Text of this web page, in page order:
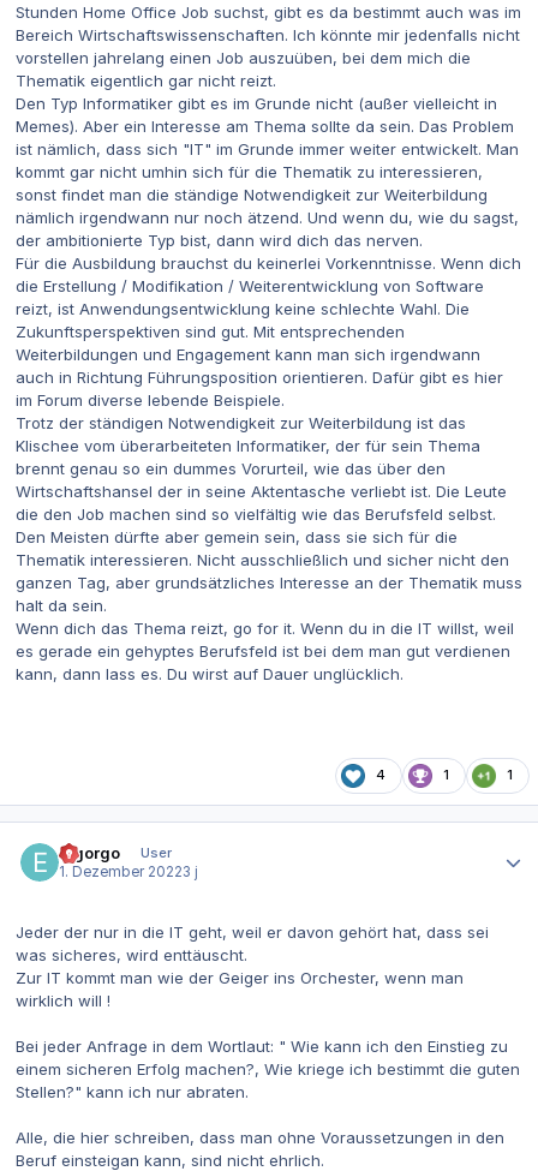
Stunden Home Office Job suchst, gibt es da bestimmt auch was im
Bereich Wirtschaftswissenschaften. Ich könnte mir jedenfalls nicht
vorstellen jahrelang einen Job auszuüben, bei dem mich die
Thematik eigentlich gar nicht reizt.
Den Typ Informatiker gibt es im Grunde nicht (außer vielleicht in
Memes). Aber ein Interesse am Thema sollte da sein. Das Problem
ist nämlich, dass sich "IT" im Grunde immer weiter entwickelt. Man
kommt gar nicht umhin sich für die Thematik zu interessieren,
sonst findet man die ständige Notwendigkeit zur Weiterbildung
nämlich irgendwann nur noch ätzend. Und wenn du, wie du sagst,
der ambitionierte Typ bist, dann wird dich das nerven.
Für die Ausbildung brauchst du keinerlei Vorkenntnisse. Wenn dich
die Erstellung / Modifikation / Weiterentwicklung von Software
reizt, ist Anwendungsentwicklung keine schlechte Wahl. Die
Zukunftsperspektiven sind gut. Mit entsprechenden
Weiterbildungen und Engagement kann man sich irgendwann
auch in Richtung Führungsposition orientieren. Dafür gibt es hier
im Forum diverse lebende Beispiele.
Trotz der ständigen Notwendigkeit zur Weiterbildung ist das
Klischee vom überarbeiteten Informatiker, der für sein Thema
brennt genau so ein dummes Vorurteil, wie das über den
Wirtschaftshansel der in seine Aktentasche verliebt ist. Die Leute
die den Job machen sind so vielfältig wie das Berufsfeld selbst.
Den Meisten dürfte aber gemein sein, dass sie sich für die
Thematik interessieren. Nicht ausschließlich und sicher nicht den
ganzen Tag, aber grundsätzliches Interesse an der Thematik muss
halt da sein.
Wenn dich das Thema reizt, go for it. Wenn du in die IT willst, weil
es gerade ein gehyptes Berufsfeld ist bei dem man gut verdienen
kann, dann lass es. Du wirst auf Dauer unglücklich.
4 1 1
elgorgo
User
1. Dezember 20223 j
Jeder der nur in die IT geht, weil er davon gehört hat, dass sei
was sicheres, wird enttäuscht.
Zur IT kommt man wie der Geiger ins Orchester, wenn man
wirklich will !
Bei jeder Anfrage in dem Wortlaut: " Wie kann ich den Einstieg zu
einem sicheren Erfolg machen?, Wie kriege ich bestimmt die guten
Stellen?" kann ich nur abraten.
Alle, die hier schreiben, dass man ohne Voraussetzungen in den
Beruf einsteigan kann, sind nicht ehrlich.